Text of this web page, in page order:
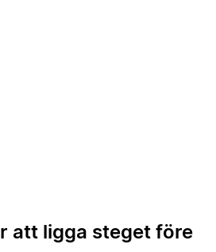
att ligga steget före